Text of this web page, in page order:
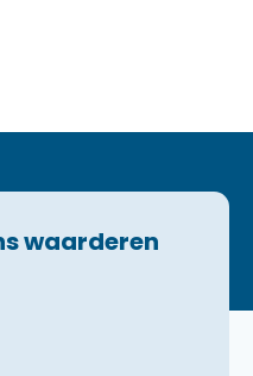
waarderen